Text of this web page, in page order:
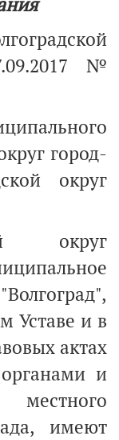
№
город-
округ
округ
Уставе и в
актах
и
местного
имеют